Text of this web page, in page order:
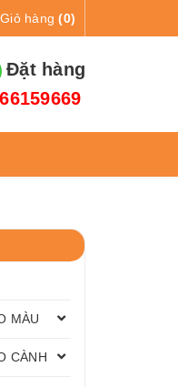
Giỏ hàng (0)
Đặt hàng
MÀU
CÀNH